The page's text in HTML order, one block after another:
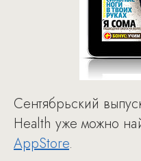
Сентябрьский
Health уже можно
AppStore.